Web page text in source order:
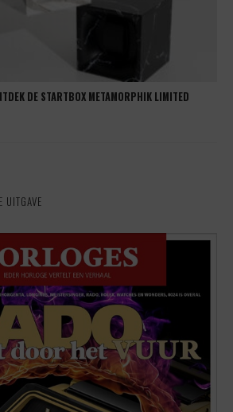
DE STARTBOX METAMORPHIK LIMITED
UITGAVE